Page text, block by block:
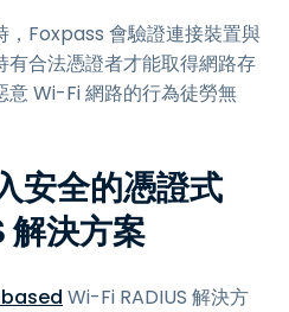
，Foxpass 會驗證連接裝置與
合法憑證者才能取得網路存
意 Wi-Fi 網路的行為徒勞無
安全的憑證式
決方案
based Wi-Fi RADIUS 解決方